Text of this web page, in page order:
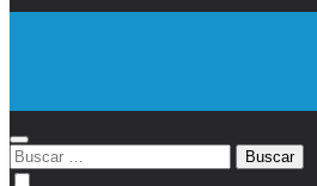
Buscar: